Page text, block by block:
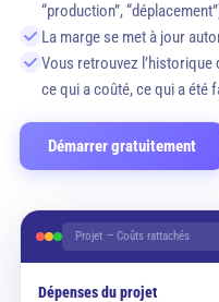
“production”,
La marge se met à jour
Vous retrouvez l’historique
ce qui a coûté, ce qui a été
Démarrer gratuitement
Projet — Coûts rattachés
Dépenses du projet